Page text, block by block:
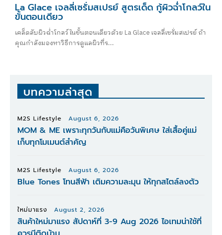
La Glace เจลลี่เซรั่มสเปรย์ สูตรเด็ด กู้ผิวฉ่ำโกลว์ใน
ขั้นตอนเดียว
เคล็ดลับผิวฉ่ำโกลว์ในขั้นตอนเดียวด้วย La Glace เจลลี่เซรั่มสเปรย์ ถ้า
คุณกำลังมองหาวิธีการดูแลผิวที่ร...
บทความล่าสุด
M2S Lifestyle August 6, 2026
MOM & ME เพราะทุกวันกับแม่คือวันพิเศษ ใส่เสื้อคู่แม่
เก็บทุกโมเมนต์สำคัญ
M2S Lifestyle August 6, 2026
Blue Tones โทนสีฟ้า เติมความละมุน ให้ทุกสไตล์ลงตัว
ใหม่มาแรง August 2, 2026
สินค้าใหม่มาแรง สัปดาห์ที่ 3-9 Aug 2026 ไอเทมน่าใช้ที่